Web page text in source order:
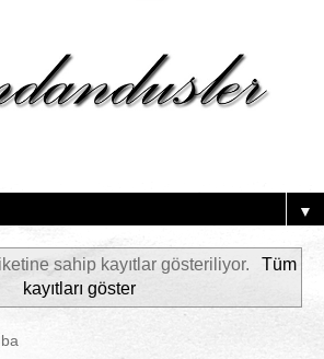
▼
sahip kayıtlar gösteriliyor.
Tüm
kayıtları göster